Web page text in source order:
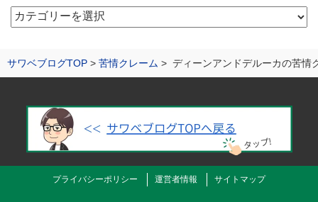
サワベブログTOP 苦情クレーム ディーンアンドデルーカの苦情
カ
リ
プライバシーポリシー 運営者情報 サイトマップ